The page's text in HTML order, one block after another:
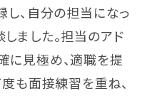
し、自分の担当になっ
ました。担当のアド
に見極め、適職を提
度も面接練習を重ね、